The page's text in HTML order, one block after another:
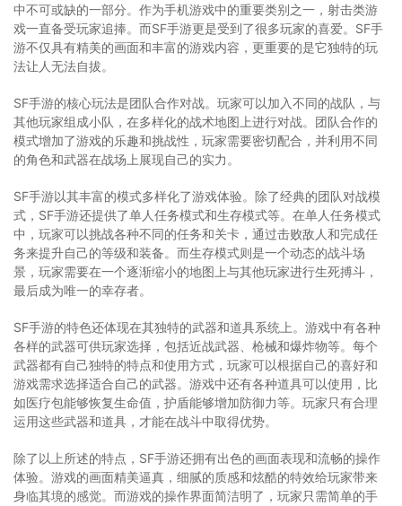
中不可或缺的一部分。作为手机游戏中的重要类别之一，射击类游
戏一直备受玩家追捧。而SF手游更是受到了很多玩家的喜爱。SF手
游不仅具有精美的画面和丰富的游戏内容，更重要的是它独特的玩
法让人无法自拔。
SF手游的核心玩法是团队合作对战。玩家可以加入不同的战队，与
其他玩家组成小队，在多样化的战术地图上进行对战。团队合作的
模式增加了游戏的乐趣和挑战性，玩家需要密切配合，并利用不同
的角色和武器在战场上展现自己的实力。
SF手游以其丰富的模式多样化了游戏体验。除了经典的团队对战模
式，SF手游还提供了单人任务模式和生存模式等。在单人任务模式
中，玩家可以挑战各种不同的任务和关卡，通过击败敌人和完成任
务来提升自己的等级和装备。而生存模式则是一个动态的战斗场
景，玩家需要在一个逐渐缩小的地图上与其他玩家进行生死搏斗，
最后成为唯一的幸存者。
SF手游的特色还体现在其独特的武器和道具系统上。游戏中有各种
各样的武器可供玩家选择，包括近战武器、枪械和爆炸物等。每个
武器都有自己独特的特点和使用方式，玩家可以根据自己的喜好和
游戏需求选择适合自己的武器。游戏中还有各种道具可以使用，比
如医疗包能够恢复生命值，护盾能够增加防御力等。玩家只有合理
运用这些武器和道具，才能在战斗中取得优势。
除了以上所述的特点，SF手游还拥有出色的画面表现和流畅的操作
体验。游戏的画面精美逼真，细腻的质感和炫酷的特效给玩家带来
身临其境的感觉。而游戏的操作界面简洁明了，玩家只需简单的手